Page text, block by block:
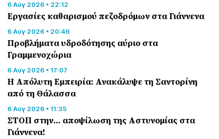
6 Αύγ 2026 • 22:12
Εργασίες καθαρισμού πεζοδρόμων στα Γιάννενα
6 Αύγ 2026 • 20:46
Προβλήματα υδροδότησης αύριο στα
Γραμμενοχώρια
6 Αύγ 2026 • 17:07
Η Απόλυτη Εμπειρία: Ανακάλυψε τη Σαντορίνη
από τη Θάλασσα
6 Αύγ 2026 • 11:35
ΣΤΟΠ στην… αποψίλωση της Αστυνομίας στα
Γιάννενα!